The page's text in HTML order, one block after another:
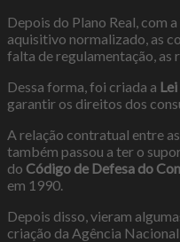
Depois do Plano Real, com
aquisitivo normalizado, as
falta de regulamentação, as
Dessa forma, foi criada a
garantir os direitos dos
A relação contratual entre
também passou a ter o
do Código de Defesa do
em 1990.
Depois disso, vieram
criação da Agência